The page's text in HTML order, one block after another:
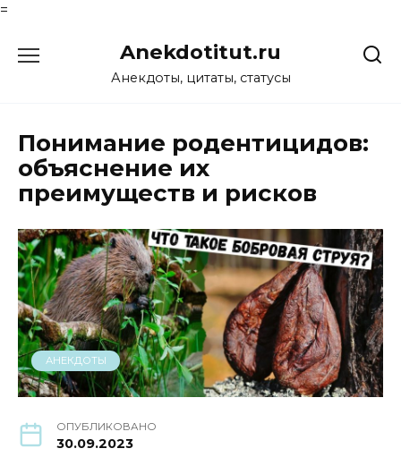
=
Anekdotitut.ru
Анекдоты, цитаты, статусы
Понимание родентицидов:
объяснение их
преимуществ и рисков
АНЕКДОТЫ
ОПУБЛИКОВАНО
30.09.2023